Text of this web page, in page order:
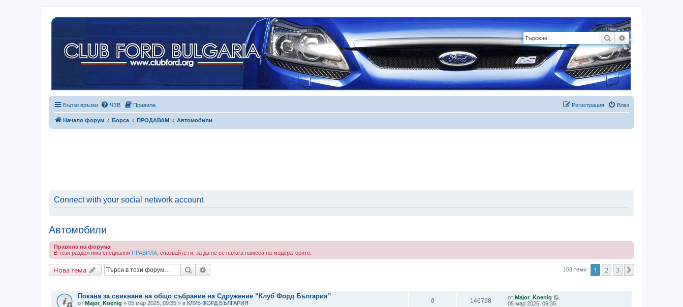
ТърсенеРазширено
Бързи връзки ЧЗВ Правила Влез
Регистрация
Начало форум Борса ПРОДАВАМ Автомобили
Connect with your social network account
Автомобили
Правила на форума
В този раздел има специални ПРАВИЛА , спазвайте ги, за да не се налага намеса на модераторите.
Нова тема Търсене 108 теми 1 2 3
Покана за свикване на общо събрание на Сдружение “Клуб Форд България”
от Major_Koenig » 05 мар 2025, 09:35 » в КЛУБ ФОРД БЪЛГАРИЯ 0 146798 от Major_Koenig
05 мар 2025, 09:35